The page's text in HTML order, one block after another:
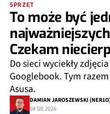
SPRZĘT
To może być
Czekam
Do sieci wyciekły
Googlebook. Tym
Asusa.
DAMIAN JAROSZEWSKI
08 SIE 2026